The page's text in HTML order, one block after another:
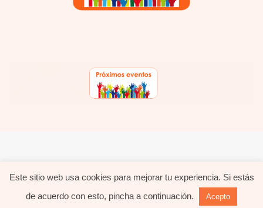
hola@evavida.com - 695.626.633 - Política de privacidad Política de cookies
Este sitio web usa cookies para mejorar tu experiencia. Si estás
de acuerdo con esto, pincha a continuación.
Acepto